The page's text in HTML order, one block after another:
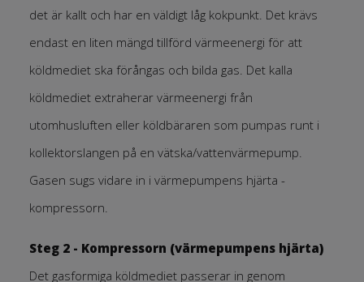
det är kallt och har en väldigt låg kokpunkt. Det krävs
endast en liten mängd tillförd värmeenergi för att
köldmediet ska förångas och bilda gas. Det kalla
köldmediet extraherar värmeenergi från
utomhusluften eller köldbäraren som pumpas runt i
kollektorslangen på en vätska/vattenvärmepump.
Gasen sugs vidare in i värmepumpens hjärta -
kompressorn.
Steg 2 - Kompressorn (värmepumpens hjärta)
Det gasformiga köldmediet passerar in genom